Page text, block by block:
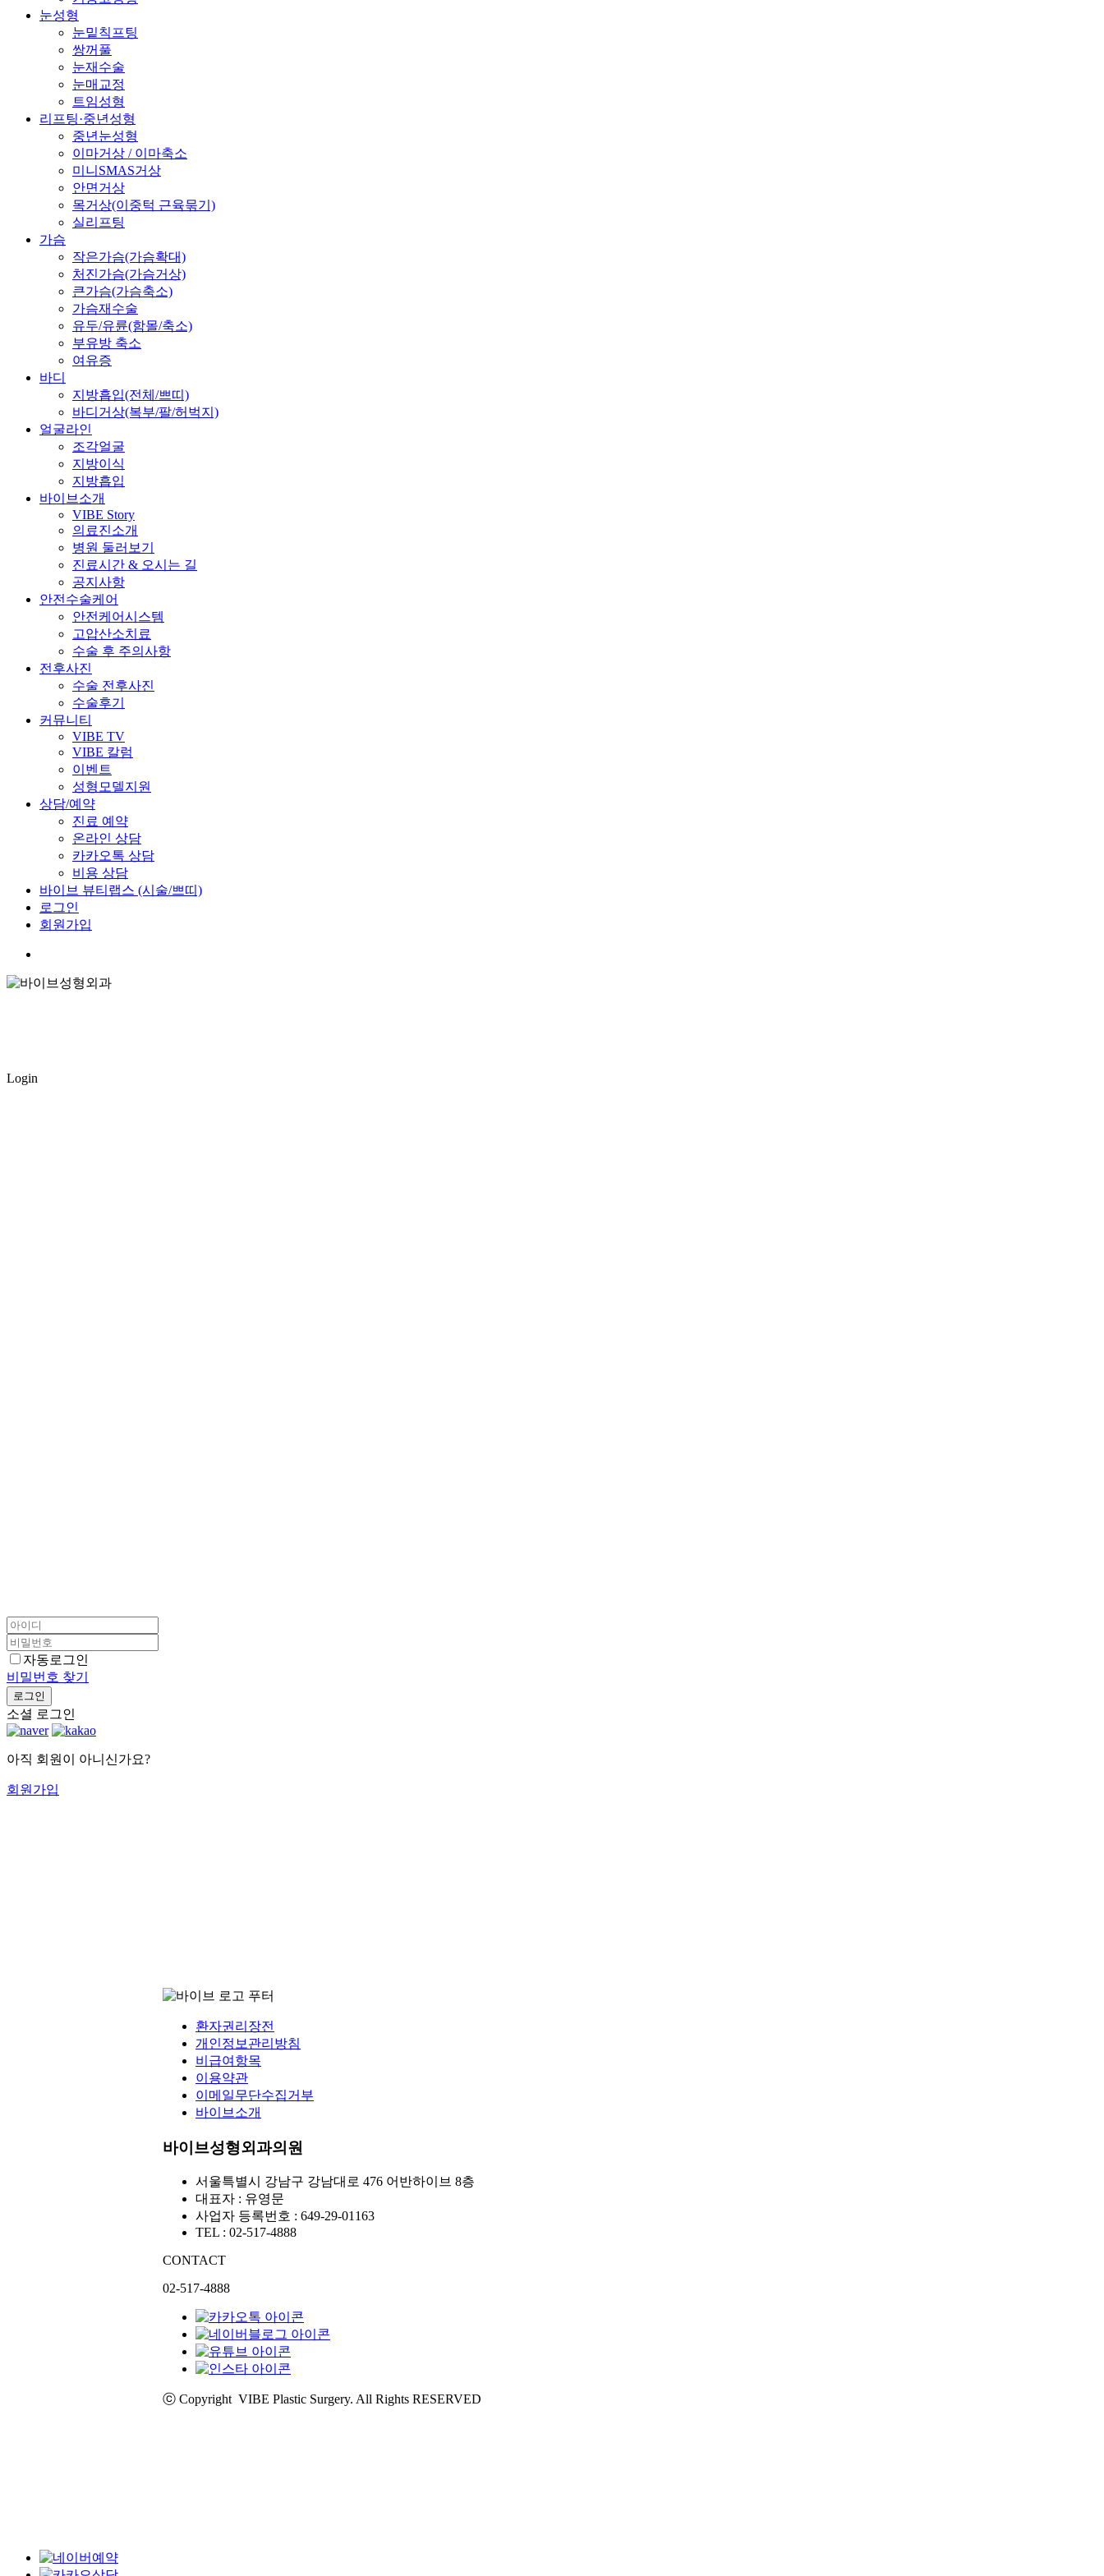
눈성형
눈밑칙프팅
쌍꺼풀
눈재수술
눈매교정
트임성형
리프팅·중년성형
중년눈성형
이마거상 / 이마축소
미니SMAS거상
안면거상
목거상(이중턱 근육묶기)
실리프팅
가슴
작은가슴(가슴확대)
처진가슴(가슴거상)
큰가슴(가슴축소)
가슴재수술
유두/유륜(함몰/축소)
부유방 축소
여유증
바디
지방흡입(전체/쁘띠)
바디거상(복부/팔/허벅지)
얼굴라인
조각얼굴
지방이식
지방흡입
바이브소개
VIBE Story
의료진소개
병원 둘러보기
진료시간 & 오시는 길
공지사항
안전수술케어
안전케어시스템
고압산소치료
수술 후 주의사항
전후사진
수술 전후사진
수술후기
커뮤니티
VIBE TV
VIBE 칼럼
이벤트
성형모델지원
상담/예약
진료 예약
온라인 상담
카카오톡 상담
비용 상담
바이브 뷰티랩스 (시술/쁘띠)
로그인
회원가입
Login
자동로그인
비밀번호 찾기
로그인
소셜 로그인
아직 회원이 아니신가요?
회원가입
환자권리장전
개인정보관리방침
비급여항목
이용약관
이메일무단수집거부
바이브소개
바이브성형외과의원
서울특별시 강남구 강남대로 476 어반하이브 8층
대표자 : 유영문
사업자 등록번호 : 649-29-01163
TEL : 02-517-4888
CONTACT
02-517-4888
ⓒ Copyright VIBE Plastic Surgery. All Rights RESERVED